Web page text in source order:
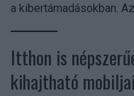
a kibertámadásokban.
Itthon is
kihajtható mobiljai